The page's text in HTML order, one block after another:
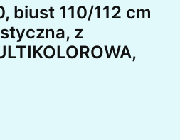
biust 110/112 cm
z